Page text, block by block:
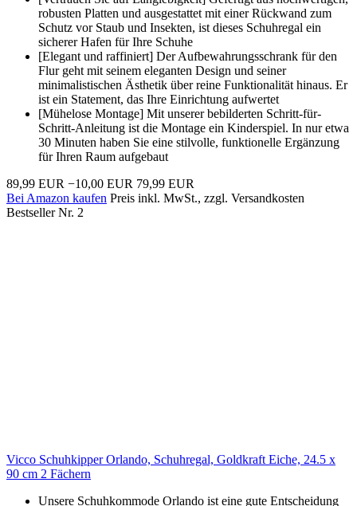
robusten Platten und ausgestattet mit einer Rückwand zum
Schutz vor Staub und Insekten, ist dieses Schuhregal ein
sicherer Hafen für Ihre Schuhe
[Elegant und raffiniert] Der Aufbewahrungsschrank für den
Flur geht mit seinem eleganten Design und seiner
minimalistischen Ästhetik über reine Funktionalität hinaus. Er
ist ein Statement, das Ihre Einrichtung aufwertet
[Mühelose Montage] Mit unserer bebilderten Schritt-für-
Schritt-Anleitung ist die Montage ein Kinderspiel. In nur etwa
30 Minuten haben Sie eine stilvolle, funktionelle Ergänzung
für Ihren Raum aufgebaut
89,99 EUR −10,00 EUR 79,99 EUR
Bei Amazon kaufen Preis inkl. MwSt., zzgl. Versandkosten
Bestseller Nr. 2
Vicco Schuhkipper Orlando, Schuhregal, Goldkraft Eiche, 24.5 x
90 cm 2 Fächern
Unsere Schuhkommode Orlando ist eine gute Entscheidung